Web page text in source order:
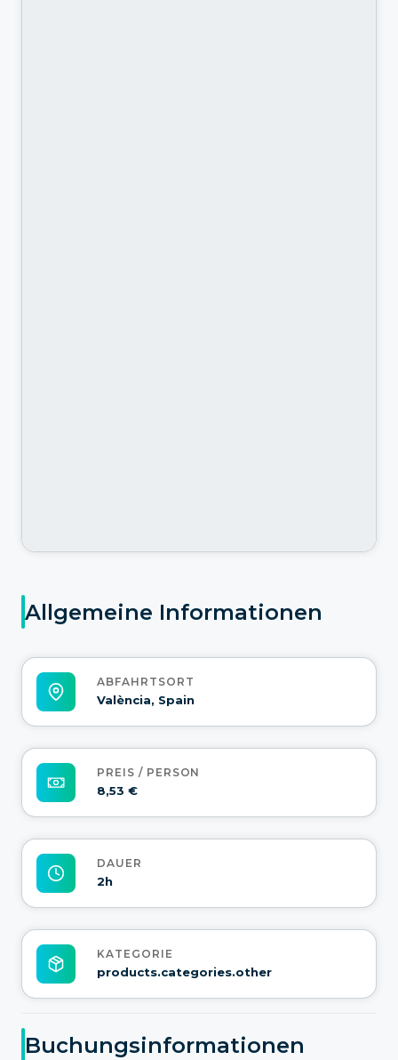
Allgemeine Informationen
ABFAHRTSORT
València, Spain
PREIS / PERSON
8,53 €
DAUER
2h
KATEGORIE
products.categories.other
Buchungsinformationen